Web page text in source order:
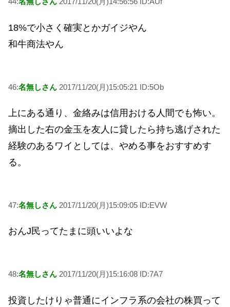
18%で小さく確実とかガイジやん
和牛商法やん
46:名無しさん 2017/11/20(月)15:05:21 ID:5Ob
上にある通り、金絡みは信用おける人間でも怖い。
摘出した右の金玉を友人に貸したら持ち逃げされた
経験のあるワイとしては、やめる事をおすすめす
る。
47:名無しさん 2017/11/20(月)15:09:05 ID:EVW
おんJ民ってたまに頭いいよな
48:名無しさん 2017/11/20(月)15:16:08 ID:7A7
投資したけりゃ普通にインフラ系の会社の株買って